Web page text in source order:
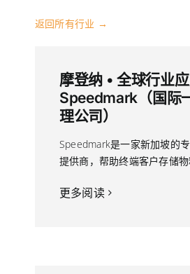
返回所有行业 →
摩登纳 • 全球行业应
Speedmark（国际
理公司）
Speedmark是一家新加坡的
提供商，帮助终端客户存储物
更多阅读